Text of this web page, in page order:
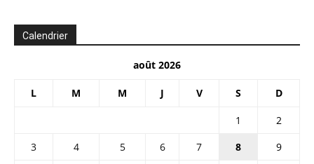
Calendrier
août 2026
L M M J V S D
1
2
3
4 5 6 7 8
9